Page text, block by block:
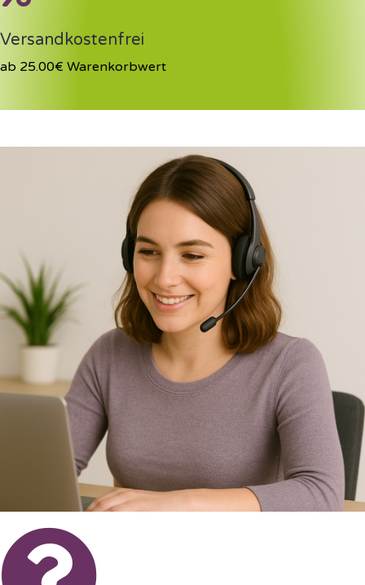
Versandkostenfrei
ab 25.00€ Warenkorbwert